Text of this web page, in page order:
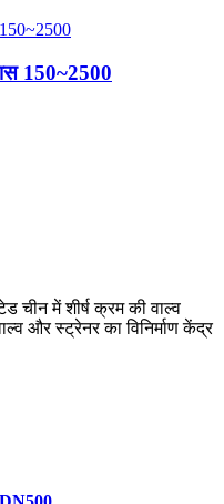
150~2500
चीन में शीर्ष क्रम की वाल्व
और स्ट्रेनर का विनिर्माण केंद्र